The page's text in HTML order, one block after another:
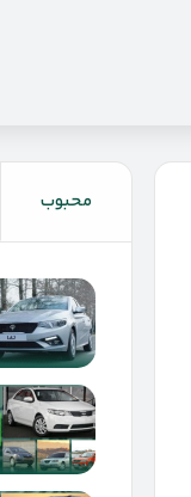
محبوب